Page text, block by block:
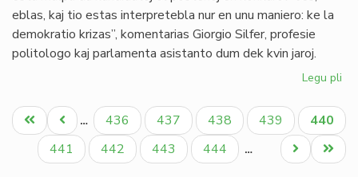
eblas, kaj tio estas interpretebla nur en unu maniero: ke la
demokratio krizas”, komentarias Giorgio Silfer, profesie
politologo kaj parlamenta asistanto dum dek kvin jaroj.
Legu pli
da
ol
Pagination
Unua
paĝo
Antaŭa
paĝo
… Paĝo
436 Paĝo
437 Paĝo
438 Paĝo
439
Aktuala
paĝo
440
Paĝo
441 Paĝo
442 Paĝo
443 Paĝo
444 …
Last
page
Next
page